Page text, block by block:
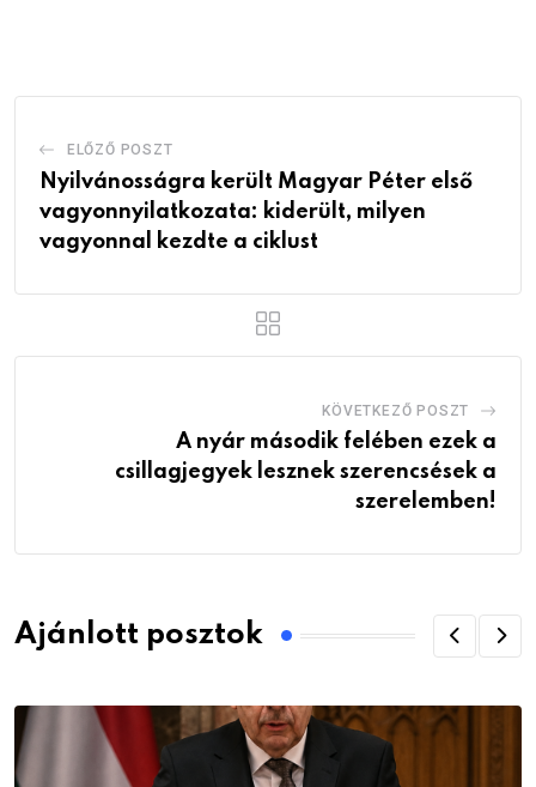
ELŐZŐ POSZT
Nyilvánosságra került Magyar Péter első
vagyonnyilatkozata: kiderült, milyen
vagyonnal kezdte a ciklust
KÖVETKEZŐ POSZT
A nyár második felében ezek a
csillagjegyek lesznek szerencsések a
szerelemben!
Ajánlott posztok